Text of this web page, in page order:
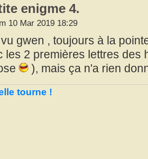
enigme 4.
10 Mar 2019 18:29
gwen , toujours à la
les 2 premières lettres des
), mais ça n'a rien
tourne !